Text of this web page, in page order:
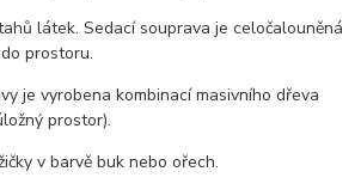
látek. Sedací souprava je celočalouněná
prostoru.
je vyrobena kombinací masivního dřeva
prostor).
v barvě buk nebo ořech.